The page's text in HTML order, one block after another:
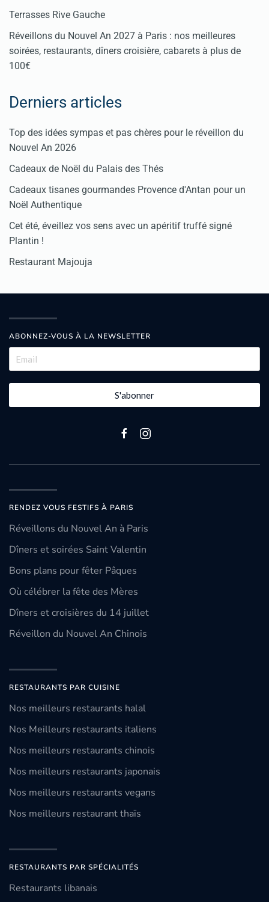
Terrasses Rive Gauche
Réveillons du Nouvel An 2027 à Paris : nos meilleures
soirées, restaurants, dîners croisière, cabarets à plus de
100€
Derniers articles
Top des idées sympas et pas chères pour le réveillon du
Nouvel An 2026
Cadeaux de Noël du Palais des Thés
Cadeaux tisanes gourmandes Provence d'Antan pour un
Noël Authentique
Cet été, éveillez vos sens avec un apéritif truffé signé
Plantin !
Restaurant Majouja
ABONNEZ-VOUS À LA NEWSLETTER
S'abonner
RENDEZ VOUS FESTIFS À PARIS
Réveillons du Nouvel An à Paris
Dîners et soirées Saint Valentin
Bons plans pour fêter Pâques
Où célébrer la fête des Mères
Dîners et croisières du 14 juillet
Réveillon du Nouvel An Chinois
RESTAURANTS PAR CUISINE
Nos meilleurs restaurants halal
Nos Meilleurs restaurants italiens
Nos meilleurs restaurants chinois
Nos meilleurs restaurants japonais
Nos meilleurs restaurants vegans
Nos meilleurs restaurant thaïs
RESTAURANTS PAR SPÉCIALITÉS
Restaurants libanais